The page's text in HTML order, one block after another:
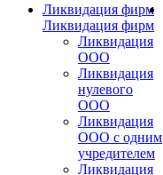
Ликвидация фирм
Ликвидация фирм
Ликвидация
ООО
Ликвидация
нулевого
ООО
Ликвидация
ООО с одним
учредителем
Ликвидация